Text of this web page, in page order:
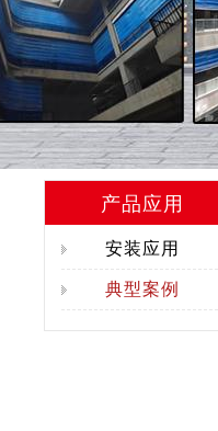
产品应用
安装应用
典型案例